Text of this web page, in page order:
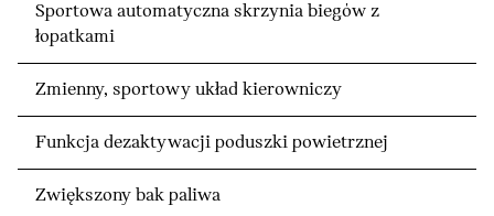
Sportowa automatyczna skrzynia biegów z
łopatkami
Zmienny, sportowy układ kierowniczy
Funkcja dezaktywacji poduszki powietrznej
Zwiększony bak paliwa